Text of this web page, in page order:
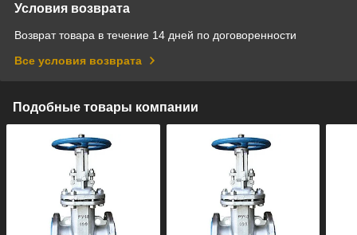
Условия возврата
Возврат товара в течение 14 дней по договоренности
Все условия возврата
Подобные товары компании